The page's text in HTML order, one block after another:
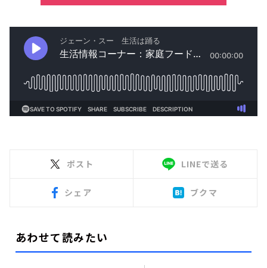
ポスト LINEで送る
シェア ブクマ
あわせて読みたい